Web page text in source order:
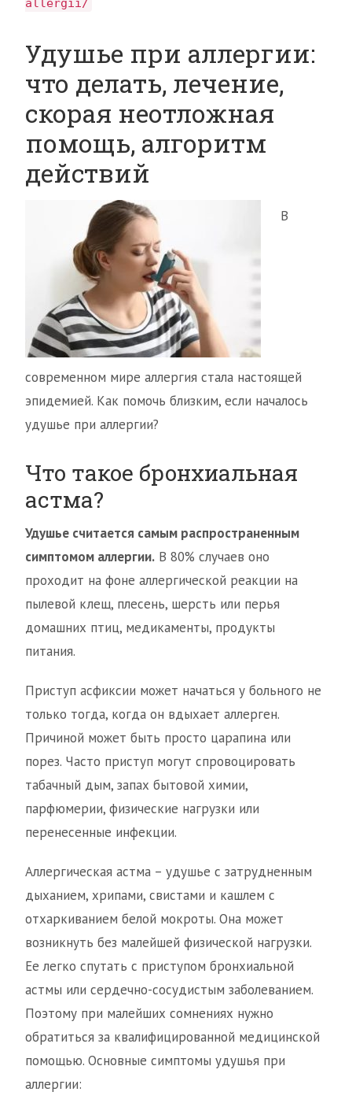
allergii/
Удушье при аллергии:
что делать, лечение,
скорая неотложная
помощь, алгоритм
действий
В
современном мире аллергия стала настоящей
эпидемией. Как помочь близким, если началось
удушье при аллергии?
Что такое бронхиальная
астма?
Удушье считается самым распространенным
симптомом аллергии. В 80% случаев оно
проходит на фоне аллергической реакции на
пылевой клещ, плесень, шерсть или перья
домашних птиц, медикаменты, продукты
питания.
Приступ асфиксии может начаться у больного не
только тогда, когда он вдыхает аллерген.
Причиной может быть просто царапина или
порез. Часто приступ могут спровоцировать
табачный дым, запах бытовой химии,
парфюмерии, физические нагрузки или
перенесенные инфекции.
Аллергическая астма – удушье с затрудненным
дыханием, хрипами, свистами и кашлем с
отхаркиванием белой мокроты. Она может
возникнуть без малейшей физической нагрузки.
Ее легко спутать с приступом бронхиальной
астмы или сердечно-сосудистым заболеванием.
Поэтому при малейших сомнениях нужно
обратиться за квалифицированной медицинской
помощью. Основные симптомы удушья при
аллергии: